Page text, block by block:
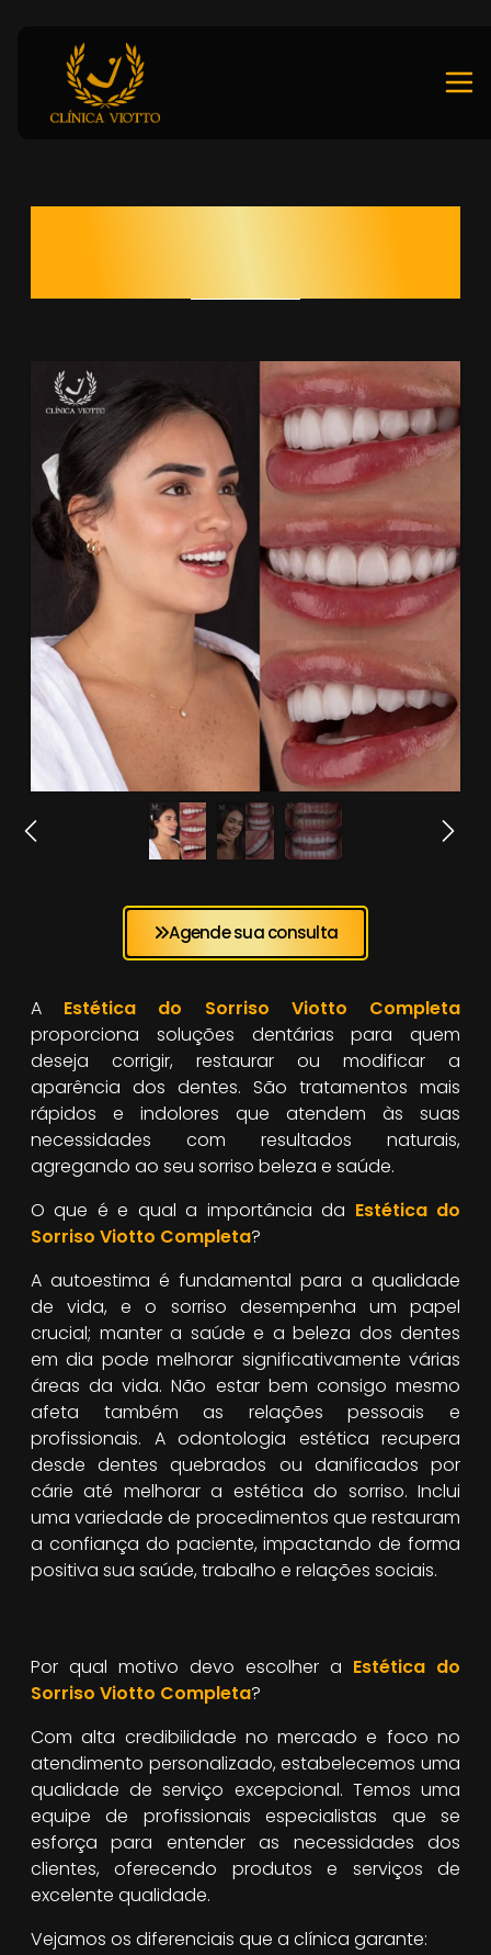
A Estética do Sorriso Viotto Completa
proporciona soluções dentárias para quem
deseja corrigir, restaurar ou modificar a
aparência dos dentes. São tratamentos mais
rápidos e indolores que atendem às suas
necessidades com resultados naturais,
agregando ao seu sorriso beleza e saúde.
O que é e qual a importância da Estética do
Sorriso Viotto Completa?
A autoestima é fundamental para a qualidade
de vida, e o sorriso desempenha um papel
crucial; manter a saúde e a beleza dos dentes
em dia pode melhorar significativamente várias
áreas da vida. Não estar bem consigo mesmo
afeta também as relações pessoais e
profissionais. A odontologia estética recupera
desde dentes quebrados ou danificados por
cárie até melhorar a estética do sorriso. Inclui
uma variedade de procedimentos que restauram
a confiança do paciente, impactando de forma
positiva sua saúde, trabalho e relações sociais.
Agende sua consulta
Por qual motivo devo escolher a Estética do
Sorriso Viotto Completa?
Com alta credibilidade no mercado e foco no
atendimento personalizado, estabelecemos uma
qualidade de serviço excepcional. Temos uma
equipe de profissionais especialistas que se
esforça para entender as necessidades dos
clientes, oferecendo produtos e serviços de
excelente qualidade.
Vejamos os diferenciais que a clínica garante: